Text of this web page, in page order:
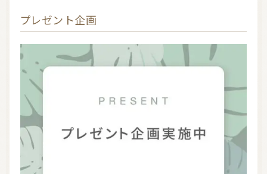
アロマストーン教室
瞑想を深める香り・アロマで浄化
アロマ雑貨
アロマサプリメント 基材 アロマ蒸留所への旅
アロマ教室（ワークショップ）
プレゼント企画